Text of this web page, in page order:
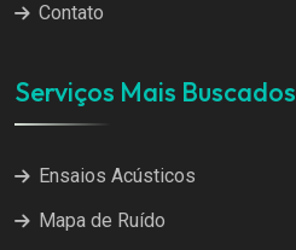
Contato
Serviços Mais Buscados
Ensaios Acústicos
Mapa de Ruído